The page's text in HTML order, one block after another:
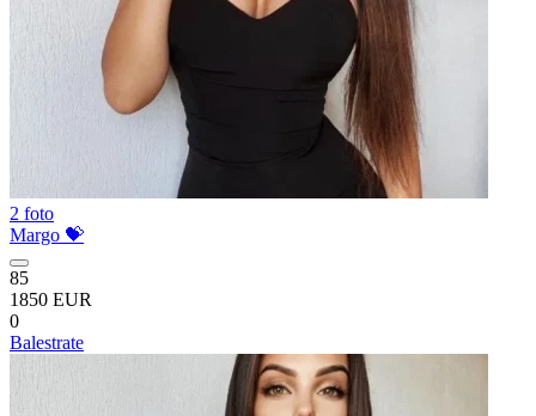
2 foto
Margo 💝
85
1850 EUR
0
Balestrate